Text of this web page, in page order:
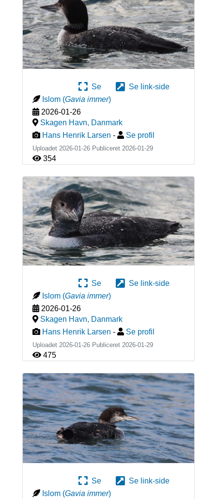
Se
Se link-side
Islom (Gavia immer)
2026-01-26
Skagen Havn, Danmark
Hans Henrik Larsen - Se profil
Uploadet 2026-01-26 Publiceret 2026-01-29
354
Se
Se link-side
Islom (Gavia immer)
2026-01-26
Skagen Havn, Danmark
Hans Henrik Larsen - Se profil
Uploadet 2026-01-26 Publiceret 2026-01-29
475
Se
Se link-side
Islom (Gavia immer)